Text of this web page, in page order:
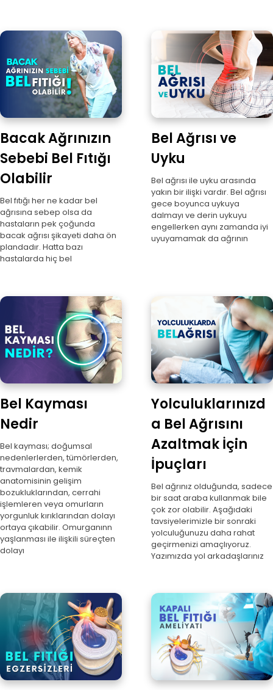
Bacak Ağrınızın
Sebebi Bel Fıtığı
Olabilir
Bel fıtığı her ne kadar bel
ağrısına sebep olsa da
hastaların pek çoğunda
bacak ağrısı şikayeti daha ön
plandadır. Hatta bazı
hastalarda hiç bel
Bel Ağrısı ve
Uyku
Bel ağrısı ile uyku arasında
yakın bir ilişki vardır. Bel ağrısı
gece boyunca uykuya
dalmayı ve derin uykuyu
engellerken aynı zamanda iyi
uyuyamamak da ağrının
Bel Kayması
Nedir
Bel kayması; doğumsal
nedenlerlerden, tümörlerden,
travmalardan, kemik
anatomisinin gelişim
bozukluklarından, cerrahi
işlemleren veya omurların
yorgunluk kırıklarından dolayı
ortaya çıkabilir. Omurganınn
yaşlanması ile ilişkili süreçten
dolayı
Yolculuklarınızd
a Bel Ağrısını
Azaltmak İçin
İpuçları
Bel ağrınız olduğunda, sadece
bir saat araba kullanmak bile
çok zor olabilir. Aşağıdaki
tavsiyelerimizle bir sonraki
yolculuğunuzu daha rahat
geçirmenizi amaçlıyoruz.
Yazımızda yol arkadaşlarınız